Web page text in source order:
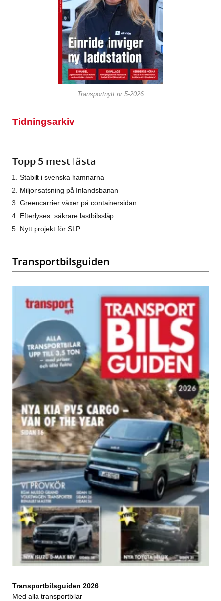
Transportnytt nr 5-2026
Tidningsarkiv
Topp 5 mest lästa
Stabilt i svenska hamnarna
Miljonsatsning på Inlandsbanan
Greencarrier växer på containersidan
Efterlyses: säkrare lastbilssläp
Nytt projekt för SLP
Transportbilsguiden
Transportbilsguiden 2026
Med alla transportbilar